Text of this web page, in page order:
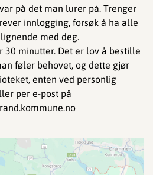
på det man lurer på. Trenger
innlogging, forsøk å ha alle
med deg.
30 minutter. Det er lov å bestille
føler behovet, og dette gjør
enten ved personlig
per e-post på